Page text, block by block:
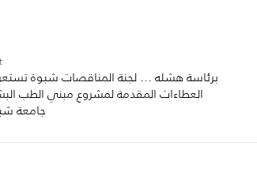
برئاسة هشله … لجنة المناقصات شبوة
العطاءات المقدمة لمشروع مبني الطب
جامعة